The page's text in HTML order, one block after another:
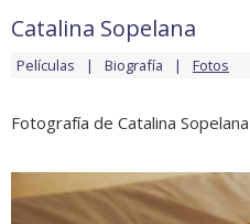
Catalina Sopelana
Películas Biografía Fotos
Fotografía de Catalina